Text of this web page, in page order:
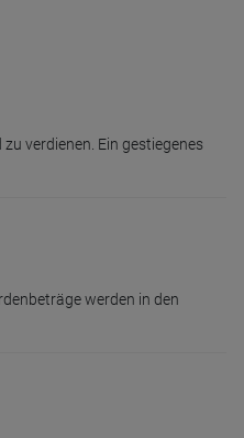
verdienen. Ein gestiegenes
werden in den